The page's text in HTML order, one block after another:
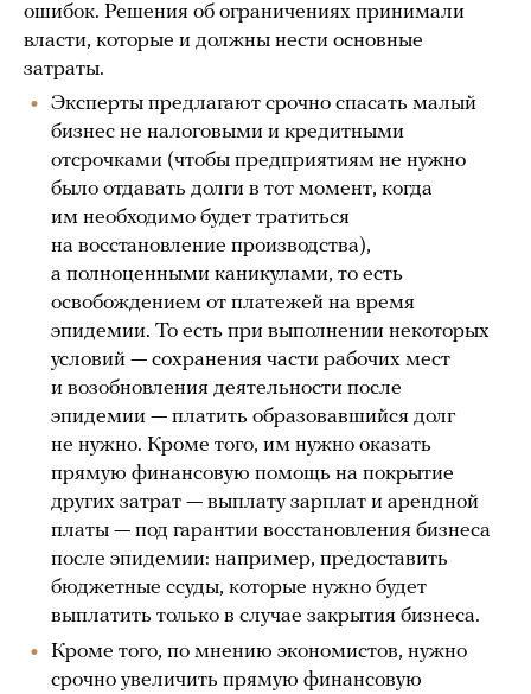
ошибок. Решения об ограничениях принимали
власти, которые и должны нести основные
затраты.
Эксперты предлагают срочно спасать малый
бизнес не налоговыми и кредитными
отсрочками (чтобы предприятиям не нужно
было отдавать долги в тот момент, когда
им необходимо будет тратиться
на восстановление производства),
а полноценными каникулами, то есть
освобождением от платежей на время
эпидемии. То есть при выполнении некоторых
условий — сохранения части рабочих мест
и возобновления деятельности после
эпидемии — платить образовавшийся долг
не нужно. Кроме того, им нужно оказать
прямую финансовую помощь на покрытие
других затрат — выплату зарплат и арендной
платы — под гарантии восстановления бизнеса
после эпидемии: например, предоставить
бюджетные ссуды, которые нужно будет
выплатить только в случае закрытия бизнеса.
Кроме того, по мнению экономистов, нужно
срочно увеличить прямую финансовую